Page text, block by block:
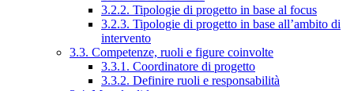
3.2.2. Tipologie di progetto in base al focus
3.2.3. Tipologie di progetto in base all’ambito di
intervento
3.3. Competenze, ruoli e figure coinvolte
3.3.1. Coordinatore di progetto
3.3.2. Definire ruoli e responsabilità